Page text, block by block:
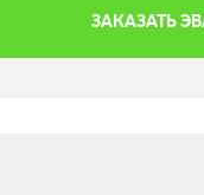
ЗАКАЗАТЬ